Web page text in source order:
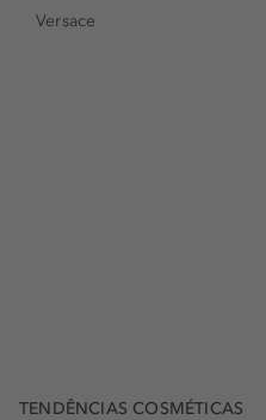
Versace
TENDÊNCIAS COSMÉTICAS